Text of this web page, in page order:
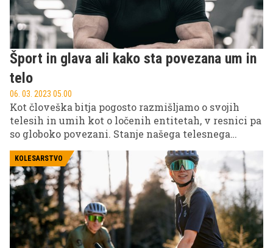
Šport in glava ali kako sta povezana um in
telo
06. 03. 2023 05.00
Kot človeška bitja pogosto razmišljamo o svojih
telesih in umih kot o ločenih entitetah, v resnici pa
so globoko povezani. Stanje našega telesnega
počutje in obratno. Kot osebni trener sem iz prve
roke videl, kako pomembno je upoštevati tako telo
kot duha, ko gre za doseganje splošnega dobrega
počutja. V tem članku bom delil nekaj nasvetov o
tem, kako sta telo in um povezana in kako lahko to
znanje uporabite za optimizacijo svojega zdravja in
telesne pripravljenosti.
KOLESARSTVO